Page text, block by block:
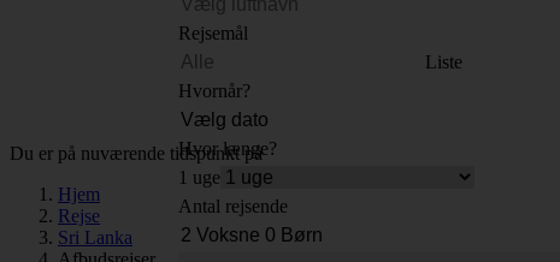
Rejsemål
Liste
Hvornår?
Hvor længe?
1 uge
Antal rejsende
Du er på nuværende tidspunkt på
Hjem
Rejse
Sri Lanka